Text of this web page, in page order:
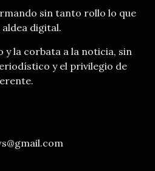
sin tanto rollo lo que
digital.
y la corbata a la noticia, sin
y el privilegio de